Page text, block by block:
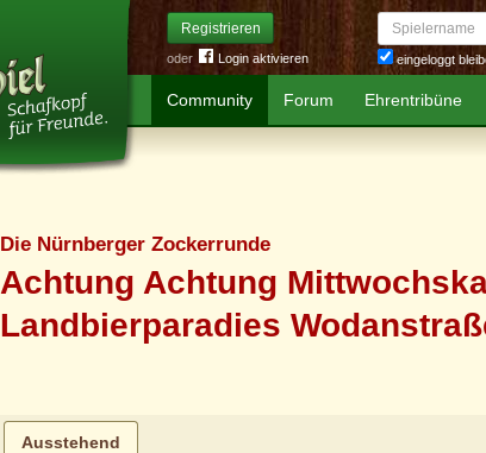
Registrieren
oder Login aktivieren
Spielername
eingeloggt
Community Forum Ehrentribüne
Die Nürnberger Zockerrunde
Achtung Achtung
Landbierparadies
Ausstehend